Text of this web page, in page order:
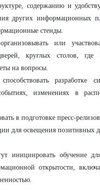
содержанию и
других информационных
стенды.
или
круглых столов, где
на вопросы.
разработке
изменениях в
в подготовке пресс-
для освещения
инициировать обучение
открытости,